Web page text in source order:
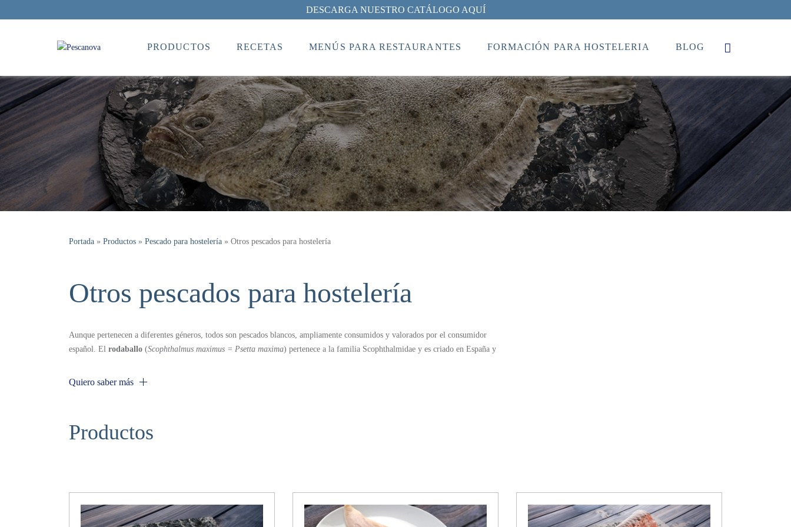
DESCARGA NUESTRO CATÁLOGO AQUÍ
PRODUCTOS RECETAS MENÚS PARA RESTAURANTES FORMACIÓN PARA HOSTELERIA BLOG
Portada » Productos » Pescado para hostelería » Otros pescados para hostelería
Otros pescados para hostelería
Aunque pertenecen a diferentes géneros, todos son pescados blancos, ampliamente consumidos y valorados por el consumidor
español. El rodaballo (Scophthalmus maximus = Psetta maxima) pertenece a la familia Scophthalmidae y es criado en España y
familia Gadidae y es capturado en el Océano Ártico y en el Atlántico noreste y noroeste. La
prácticamente solo congelada, procedente de diferentes caladeros. Ambas especies pueden encontrarse fácilmente en mercados,
se aprecian al tacto, y presenta una cabeza grande, que cuenta con unos ojos en su parte izquierda, que hace pensar en la
inexistencia de una cresta ósea entre ambos. Tiene una boca grande con una mandíbula inferior prominente que presenta
Quiero sabermás
Productos